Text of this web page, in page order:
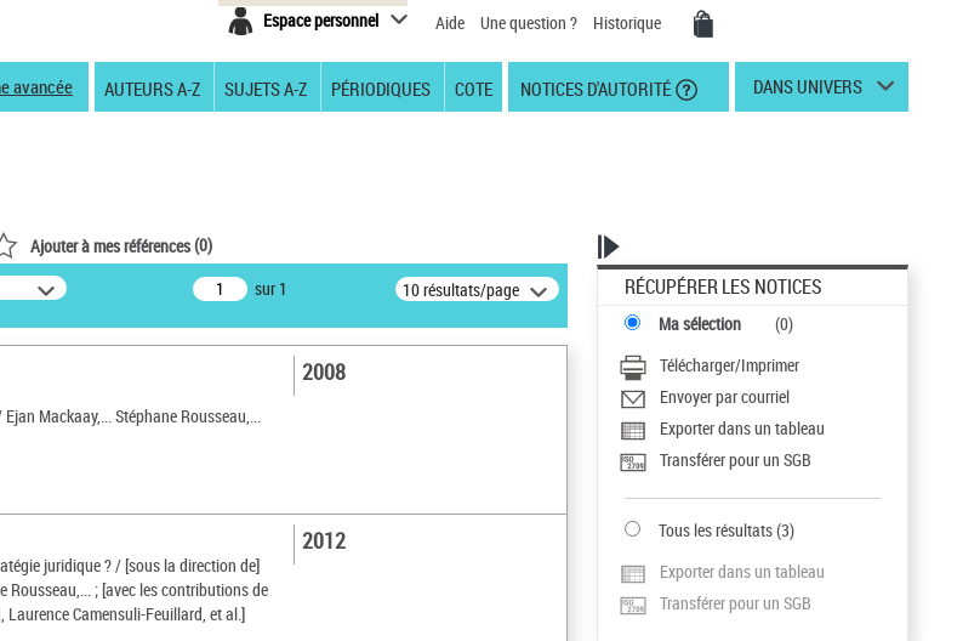
Espace personnel Aide Une question ? Historique
avancée AUTEURS A-Z SUJETS A-Z PÉRIODIQUES COTE NOTICES D'AUTORITÉ DANS UNIVERS
Ajouter à mes références(0)
sur 1 10 résultats/page
Mackaay,... Stéphane Rousseau,...
2008
juridique ? / [sous la direction de]
Rousseau,... ; [avec les contributions de
Camensuli-Feuillard, et al.]
2012
RÉCUPÉRER LES NOTICES
Ma sélection (0)
Télécharger/Imprimer
Envoyer par courriel
Exporter dans un tableau
Transférer pour un SGB
Tous les résultats(3)
Exporter dans un tableau
Transférer pour un SGB